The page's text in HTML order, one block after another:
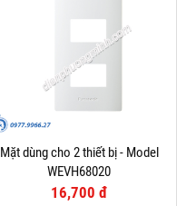
Mặt dùng cho 2 thiết bị - Model
WEVH68020
16,700 đ